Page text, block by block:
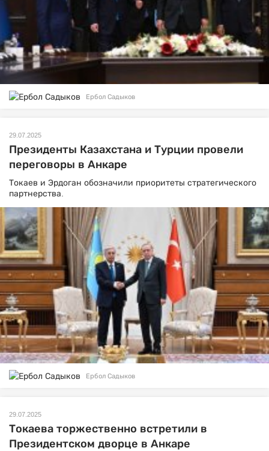
Ербол Садыков
29.07.2025
Президенты Казахстана и Турции провели
переговоры в Анкаре
Токаев и Эрдоган обозначили приоритеты стратегического
партнерства.
Ербол Садыков
29.07.2025
Токаева торжественно встретили в
Президентском дворце в Анкаре